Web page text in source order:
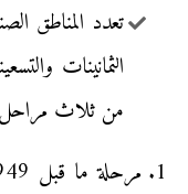
تعدد المناطق
من ثلاث